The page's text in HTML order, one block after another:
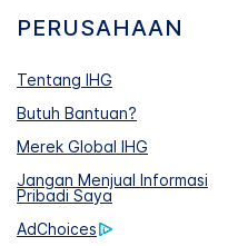
PERUSAHAAN
Tentang IHG
Butuh Bantuan?
Merek Global IHG
Jangan Menjual Informasi
Pribadi Saya
AdChoices